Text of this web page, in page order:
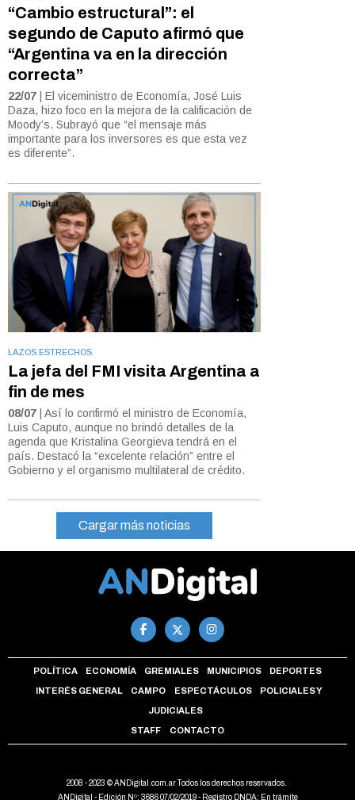
“Cambio estructural”: el
segundo de Caputo afirmó que
“Argentina va en la dirección
correcta”
22/07 | El viceministro de Economía, José Luis
Daza, hizo foco en la mejora de la calificación de
Moody’s. Subrayó que “el mensaje más
importante para los inversores es que esta vez
es diferente”.
LAZOS ESTRECHOS
La jefa del FMI visita Argentina a
fin de mes
08/07 | Así lo confirmó el ministro de Economía,
Luis Caputo, aunque no brindó detalles de la
agenda que Kristalina Georgieva tendrá en el
país. Destacó la “excelente relación” entre el
Gobierno y el organismo multilateral de crédito.
Cargar más noticias
POLÍTICA ECONOMÍA GREMIALES MUNICIPIOS DEPORTES
INTERÉS GENERAL CAMPO ESPECTÁCULOS POLICIALES Y
JUDICIALES
STAFF CONTACTO
2008 - 2023 © ANDigital.com.ar Todos los derechos reservados.
ANDigital - Edición Nº: 3686 07/02/2019 - Registro DNDA: En trámite